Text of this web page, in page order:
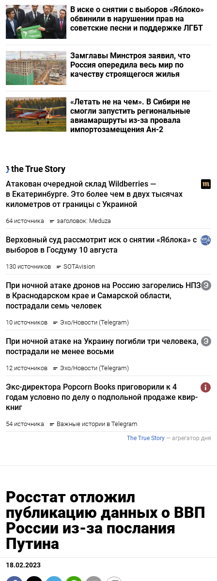
В иске о снятии с выборов «Яблоко»
обвинили в нарушении прав на
советские песни и поддержке ЛГБТ
Замглавы Минстроя заявил, что
Россия опередила весь мир по
качеству строящегося жилья
«Летать не на чем». В Сибири не
смогли запустить региональные
авиамаршруты из-за провала
импортозамещения Ан-2
Росстат отложил
публикацию данных о ВВП
России из-за послания
Путина
18.02.2023